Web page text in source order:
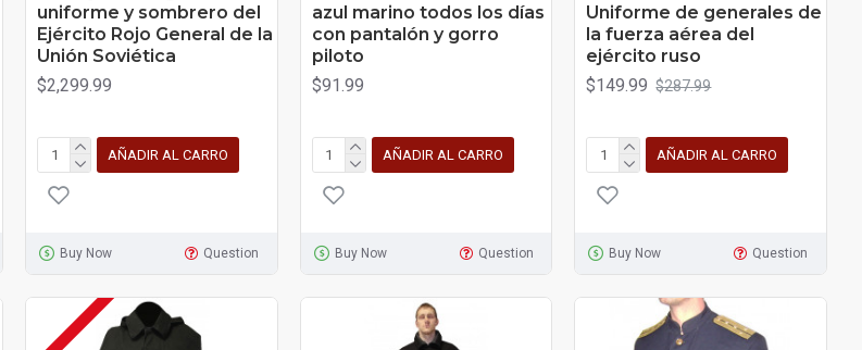
uniforme y sombrero del
Ejército Rojo General de la
Unión Soviética
$2,299.99
AÑADIR AL CARRO
Buy Now Question
azul marino todos los días
con pantalón y gorro
piloto
$91.99
AÑADIR AL CARRO
Buy Now Question
Uniforme de generales de
la fuerza aérea del
ejército ruso
$149.99 $287.99
AÑADIR AL CARRO
Buy Now Question